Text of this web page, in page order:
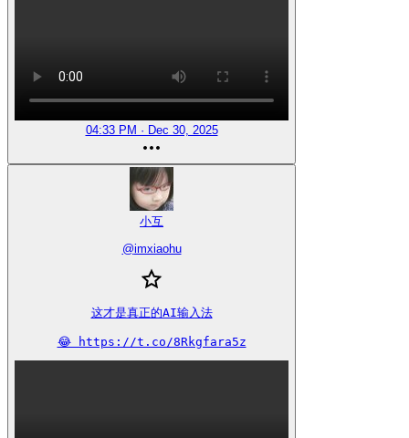
04:33 PM · Dec 30, 2025
小互
@imxiaohu
这才是真正的AI输入法
😂 https://t.co/8Rkgfara5z